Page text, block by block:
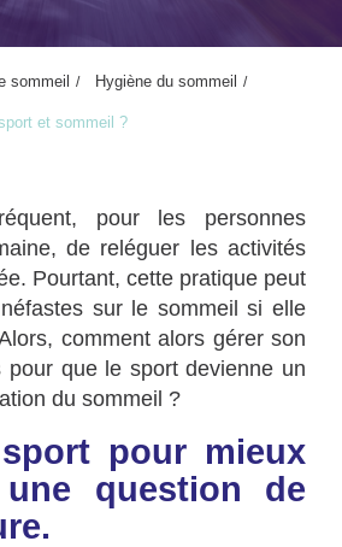
sommeil Hygiène du sommeil
et sommeil ?
pour les personnes
de reléguer les activités
Pourtant, cette pratique peut
sur le sommeil si elle
comment alors gérer son
pour que le sport devienne un
du sommeil ?
pour mieux
question de